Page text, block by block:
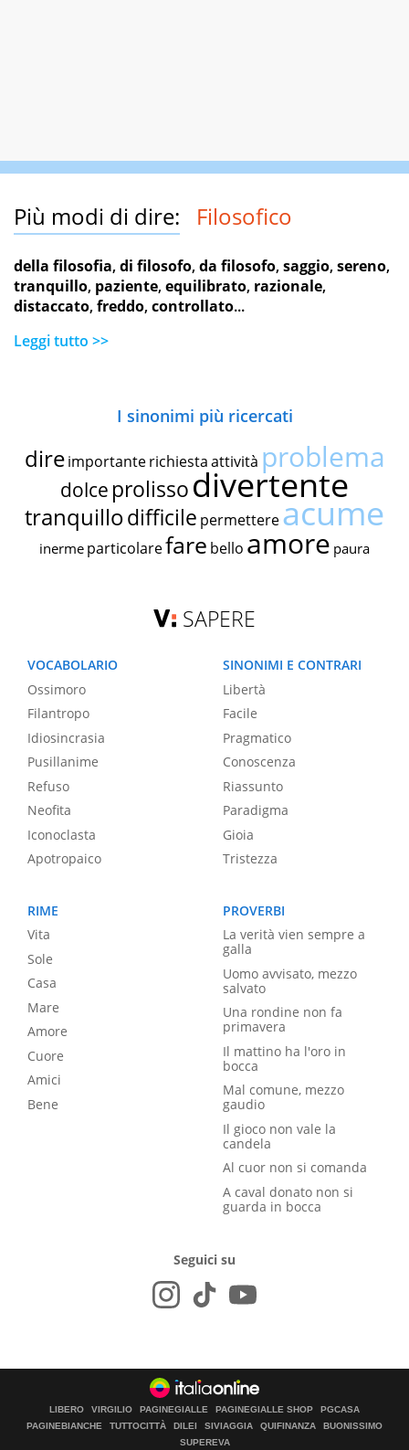
Più modi di dire: Filosofico
della filosofia,di filosofo,da filosofo,saggio,sereno,
tranquillo, paziente,equilibrato, razionale,
distaccato,freddo,controllato...
Leggi tutto >>
I sinonimi più ricercati
dire importante richiestaattività problema
dolce prolissodivertente
tranquillodifficile permettereacume
inerme particolarefare bello amore paura
SAPERE
VOCABOLARIO
Ossimoro
Filantropo
Idiosincrasia
Pusillanime
Refuso
Neofita
Iconoclasta
Apotropaico
SINONIMI E CONTRARI
Libertà
Facile
Pragmatico
Conoscenza
Riassunto
Paradigma
Gioia
Tristezza
RIME
Vita
Sole
Casa
Mare
Amore
Cuore
Amici
Bene
PROVERBI
La verità vien sempre a
galla
Uomo avvisato, mezzo
salvato
Una rondine non fa
primavera
Il mattino ha l'oro in
bocca
Mal comune, mezzo
gaudio
Il gioco non vale la
candela
Al cuor non si comanda
A caval donato non si
guarda in bocca
Seguici su
LIBERO VIRGILIO PAGINEGIALLE PAGINEGIALLE SHOP
PGCASA
PAGINEBIANCHE
TUTTOCITTÀ DILEI SIVIAGGIA QUIFINANZA
BUONISSIMO
SUPEREVA